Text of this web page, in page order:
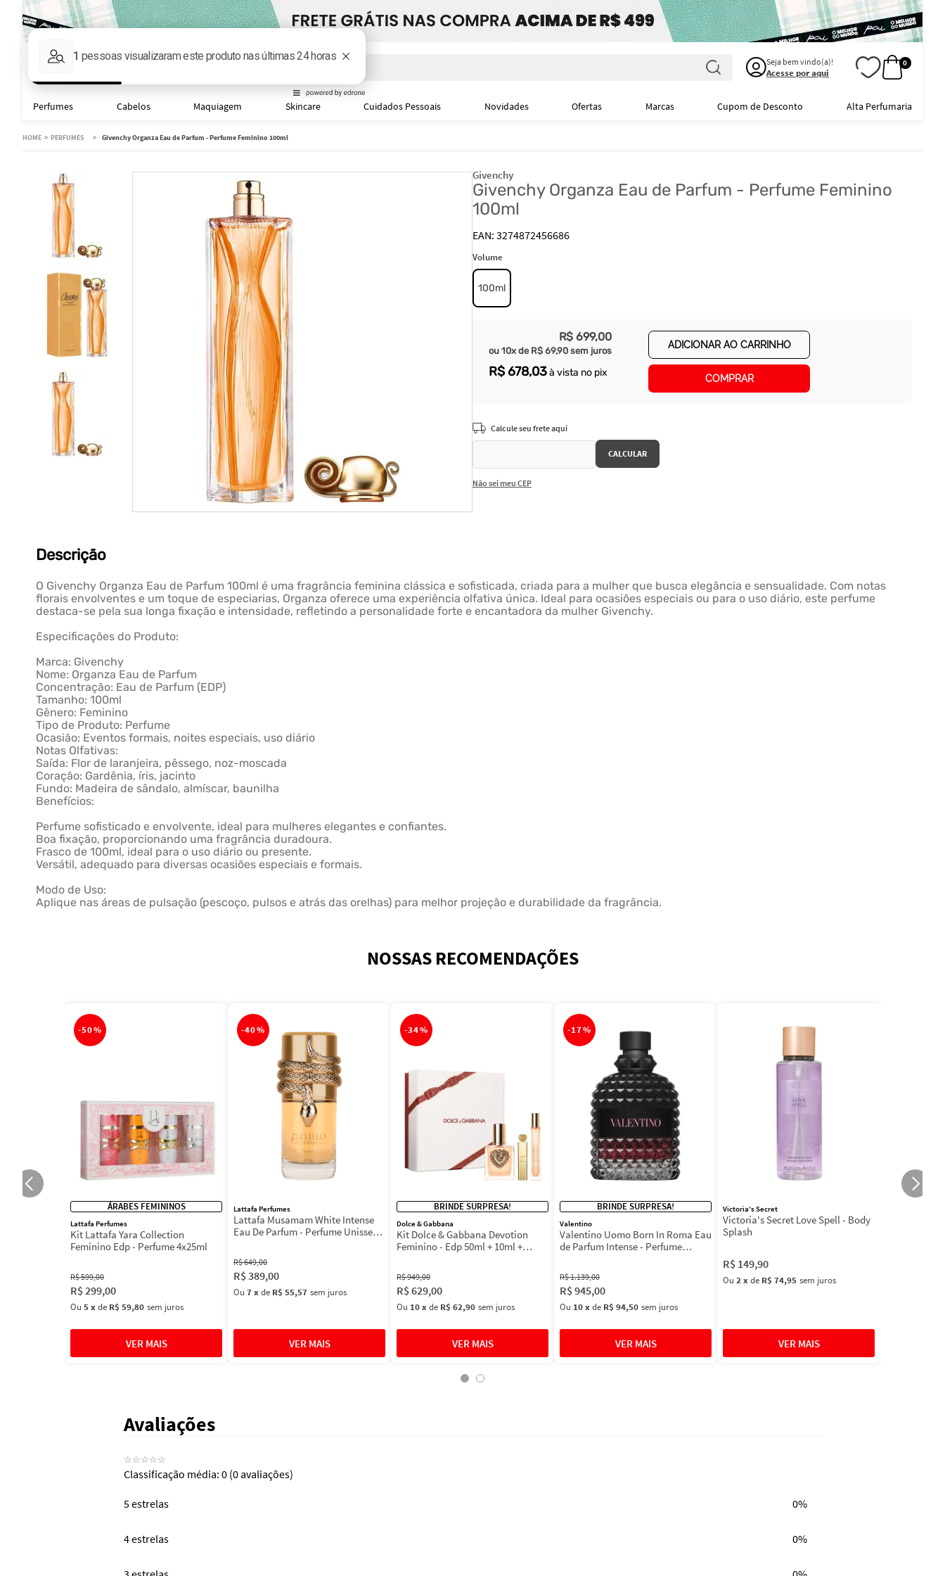
Faça sua busca aqui Seja bem vindo(a)!
Acesse por aqui
0
Perfumes Cabelos Maquiagem Skincare Cuidados Pessoais Novidades Ofertas Marcas Cupom de Desconto Alta Perfumaria
PERFUMES Givenchy Organza Eau de Parfum - Perfume Feminino 100ml
Givenchy
Givenchy Organza Eau de Parfum - Perfume Feminino
100ml
3274872456686
Volume
100ml
R$ 699,00
ou 10x de R$ 69,90 sem juros
R$678,03à vista no pix
ADICIONAR AO CARRINHO
COMPRAR
Não sei meu CEP
Descrição
O Givenchy Organza Eau de Parfum 100ml é uma fragrância feminina clássica e sofisticada, criada para a mulher que busca elegância e sensualidade. Com notas
florais envolventes e um toque de especiarias, Organza oferece uma experiência olfativa única. Ideal para ocasiões especiais ou para o uso diário, este perfume
destaca-se pela sua longa fixação e intensidade, refletindo a personalidade forte e encantadora da mulher Givenchy.
Especificações do Produto:
Marca: Givenchy
Nome: Organza Eau de Parfum
Concentração: Eau de Parfum (EDP)
Tamanho: 100ml
Gênero: Feminino
Tipo de Produto: Perfume
Ocasião: Eventos formais, noites especiais, uso diário
Notas Olfativas:
Saída: Flor de laranjeira, pêssego, noz-moscada
Coração: Gardênia, íris, jacinto
Fundo: Madeira de sândalo, almíscar, baunilha
Benefícios:
Perfume sofisticado e envolvente, ideal para mulheres elegantes e confiantes.
Boa fixação, proporcionando uma fragrância duradoura.
Frasco de 100ml, ideal para o uso diário ou presente.
Versátil, adequado para diversas ocasiões especiais e formais.
Modo de Uso:
Aplique nas áreas de pulsação (pescoço, pulsos e atrás das orelhas) para melhor projeção e durabilidade da fragrância.
NOSSAS RECOMENDAÇÕES
-50%
ÁRABES FEMININOS
Lattafa Perfumes
Kit Lattafa Yara Collection
Feminino Edp - Perfume 4x25ml
R$599,00
R$299,00
Ou 5xde R$ 59,80 sem juros
-40%
Lattafa Perfumes
Lattafa Musamam White Intense
Eau De Parfum - Perfume Unissex
R$649,00
R$389,00
Ou 7xde R$ 55,57 sem juros
-34%
BRINDE SURPRESA!
Dolce & Gabbana
Kit Dolce & Gabbana Devotion
Feminino - Edp 50ml + 10ml +
R$949,00
R$629,00
Ou 10xde R$ 62,90 sem juros
-17%
BRINDE SURPRESA!
Valentino
Valentino Uomo Born In Roma Eau
de Parfum Intense - Perfume
R$1.139,00
R$945,00
Ou 10xde R$ 94,50 sem juros
Victoria's Secret
Victoria's Secret Love Spell - Body
Splash
R$ 149,90
Ou 2xde R$ 74,95 sem juros
Avaliações
☆☆☆☆☆
Classificação média: 0 (0 avaliações)
5 estrelas 0%
4 estrelas 0%